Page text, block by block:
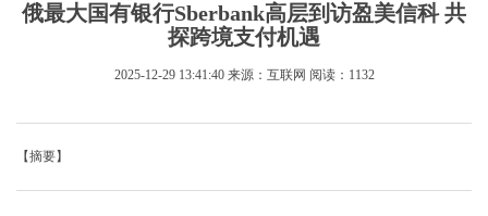
俄最大国有银行Sberbank高层到访盈美信科 共
探跨境支付机遇
2025-12-29 13:41:40 来源：互联网 阅读：1132
【摘要】